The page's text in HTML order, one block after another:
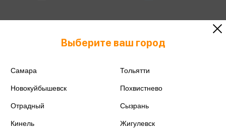
Выберите ваш город
Самара Тольятти
Новокуйбышевск Похвистнево
Отрадный Сызрань
Кинель Жигулевск